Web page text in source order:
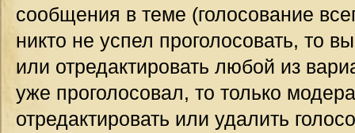
сообщения в теме (голосование
никто не успел проголосовать, то
или отредактировать любой из
уже проголосовал, то только
отредактировать или удалить